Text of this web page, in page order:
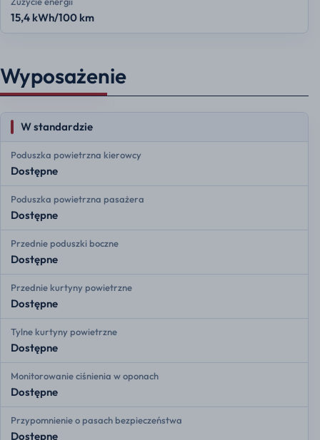
15,4 kWh/100 km
Wyposażenie
W standardzie
Poduszka powietrzna kierowcy
Dostępne
Poduszka powietrzna pasażera
Dostępne
Przednie poduszki boczne
Dostępne
Przednie kurtyny powietrzne
Dostępne
Tylne kurtyny powietrzne
Dostępne
Monitorowanie ciśnienia w oponach
Dostępne
Przypomnienie o pasach bezpieczeństwa
Dostępne